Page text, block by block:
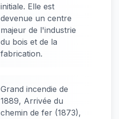
initiale. Elle est
devenue un centre
majeur de l'industrie
du bois et de la
fabrication.
Grand incendie de
1889, Arrivée du
chemin de fer (1873),